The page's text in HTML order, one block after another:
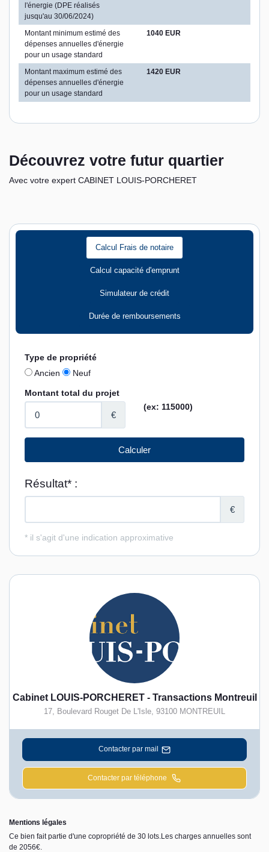
l'énergie (DPE réalisés
jusqu'au 30/06/2024)
Montant minimum estimé des
dépenses annuelles d'énergie
pour un usage standard
1040 EUR
Montant maximum estimé des
dépenses annuelles d'énergie
pour un usage standard
1420 EUR
Découvrez votre futur quartier
Avec votre expert CABINET LOUIS-PORCHERET
Calcul Frais de notaire
Calcul capacité d'emprunt
Simulateur de crédit
Durée de remboursements
Cabinet LOUIS-PORCHERET - Transactions Montreuil
17, Boulevard Rouget De L'Isle, 93100 MONTREUIL
Contacter par mail
Contacter par téléphone
Mentions légales
Ce bien fait partie d'une copropriété de 30 lots.Les charges annuelles sont
de 2056€.